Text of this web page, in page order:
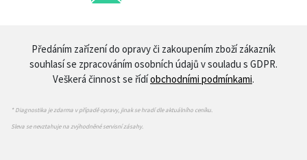
Předáním zařízení do opravy či zakoupením zboží zákazník
souhlasí se zpracováním osobních údajů v souladu s GDPR.
Veškerá činnost se řídíobchodními podmínkami.
* Diagnostika je zdarma v případě opravy, jinak se hradí dle aktuálního ceníku.
Sleva se nevztahuje na zvýhodněné servisní zásahy.